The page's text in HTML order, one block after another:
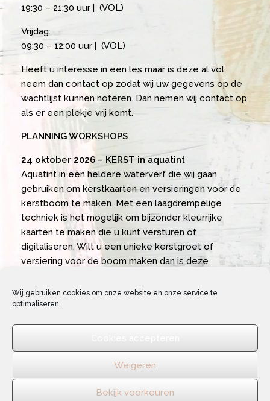
Wij gebruiken cookies om onze website en onze service te
optimaliseren.
Weigeren
Bekijk voorkeuren
19:30 – 21:30 uur | (VOL)
Vrijdag:
09:30 – 12:00 uur | (VOL)
Heeft u interesse in een les maar is deze al vol,
neem dan contact op zodat wij uw gegevens op de
wachtlijst kunnen noteren. Dan nemen wij contact op
als er een plekje vrij komt.
PLANNING WORKSHOPS
24 oktober 2026 – KERST in aquatint
Aquatint in een heldere waterverf die wij gaan
gebruiken om kerstkaarten en versieringen voor de
kerstboom te maken. Met een laagdrempelige
techniek is het mogelijk om bijzonder kleurrijke
kaarten te maken die u kunt versturen of
digitaliseren. Wilt u een unieke kerstgroet of
versiering voor de boom maken dan is deze
Zaterdag 24 oktober 2026 | 10:30 – 16:00 uur. Kosten:
€ 59,50 inclusief alle materialen, koffie/thee, lekkers